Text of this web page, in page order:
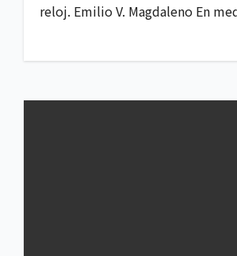
reloj. Emilio V. Magdaleno En